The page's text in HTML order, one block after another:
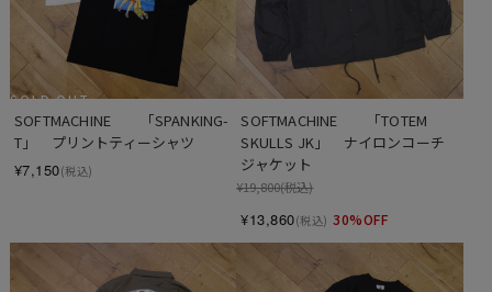
SOLD OUT
SOFTMACHINE　　「SPANKING-
T」　プリントティーシャツ
¥7,150(税込)
SOFTMACHINE　　「TOTEM
SKULLS JK」　ナイロンコーチ
ジャケット
¥19,800(税込)
¥13,860(税込) 30%OFF